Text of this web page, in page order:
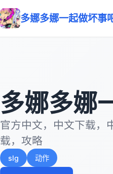
多娜多娜一起做坏事
多娜多娜
官方中文，中文下载，
载，攻略
slg 动作